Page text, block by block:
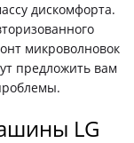
дискомфорта.
микроволновок
предложить вам
LG